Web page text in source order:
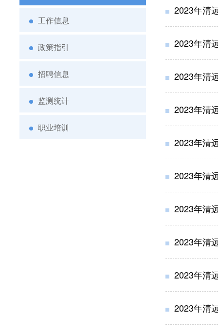
工作信息
政策指引
招聘信息
监测统计
职业培训
2023年清
2023年清
2023年清
2023年清
2023年清
2023年清
2023年清
2023年清
2023年清
2023年清